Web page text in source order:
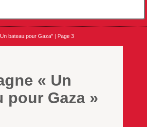
bateau pour Gaza" Page 3
« Un
pour Gaza »